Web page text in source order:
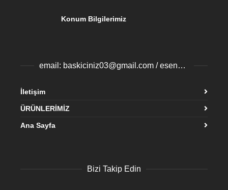
Konum Bilgilerimiz
email: baskiciniz03@gmail.com / esenyurtbaski@gmail.com
İletişim
ÜRÜNLERİMİZ
Ana Sayfa
Bizi Takip Edin